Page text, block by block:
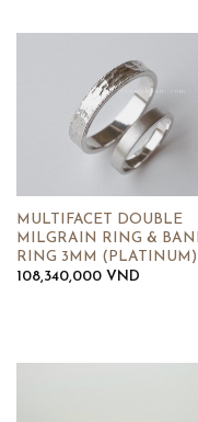
MULTIFACET DOUBLE
MILGRAIN RING &
RING 3MM (PLATINUM)
108,340,000 VND